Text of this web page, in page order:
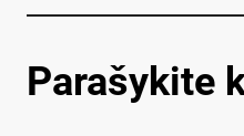
Parašykite